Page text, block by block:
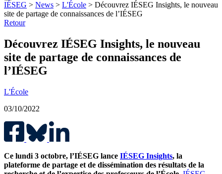
IÉSEG > News > L'École > Découvrez IÉSEG Insights, le nouveau
site de partage de connaissances de l’IÉSEG
Retour
Découvrez IÉSEG Insights, le nouveau
site de partage de connaissances de
l’IÉSEG
L'École
03/10/2022
Ce lundi 3 octobre, l’IÉSEG lance IÉSEG Insights, la
plateforme de partage et de dissémination des résultats de la